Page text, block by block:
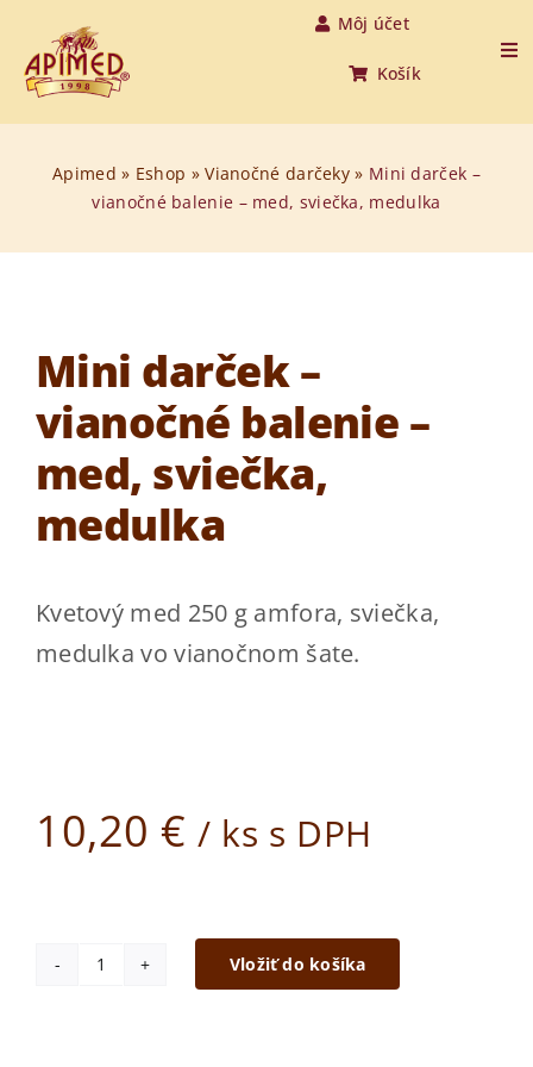
content
Môj účet
Košík
Produkty
O včelách
Aktuality
Kde kúpiť
Kontakt
Apimed » Eshop »Vianočné darčeky » Mini darček –
vianočné balenie – med, sviečka, medulka
Mini darček –
vianočné balenie –
med, sviečka,
medulka
Kvetový med 250 g amfora, sviečka,
medulka vo vianočnom šate.
10,20 € / ks s DPH
množstvo
Vložiť do košíka